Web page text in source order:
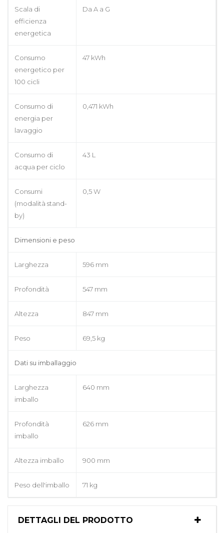
Scala di
efficienza
energetica
Da A a G
Consumo
energetico per
100 cicli
47 kWh
Consumo di
energia per
lavaggio
0,471 kWh
Consumo di
acqua per ciclo
43 L
Consumi
(modalità stand-
by)
0,5 W
Dimensioni e peso
Larghezza 596 mm
Profondità 547 mm
Altezza 847 mm
Peso 69,5 kg
Dati su imballaggio
Larghezza
imballo
640 mm
Profondità
imballo
626 mm
Altezza imballo 900 mm
Peso dell'imballo 71 kg
DETTAGLI DEL PRODOTTO